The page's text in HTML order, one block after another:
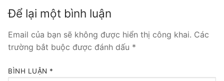
Tổng đài VoIP Yeastar S412
Tổng đài VoIP Yeastar S20
Tổng đài VoIP Yeastar S50
Tổng đài VoIP Yeastar S100
Để lại một bình luận
Email của bạn sẽ không được hiển thị công khai. Các
trường bắt buộc được đánh dấu *
BÌNH LUẬN *